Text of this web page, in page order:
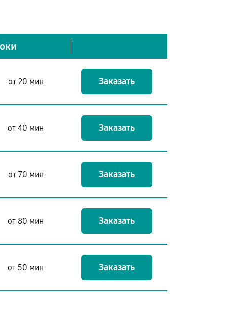
от 20 мин Заказать
от 40 мин Заказать
от 70 мин Заказать
от 80 мин Заказать
от 50 мин Заказать